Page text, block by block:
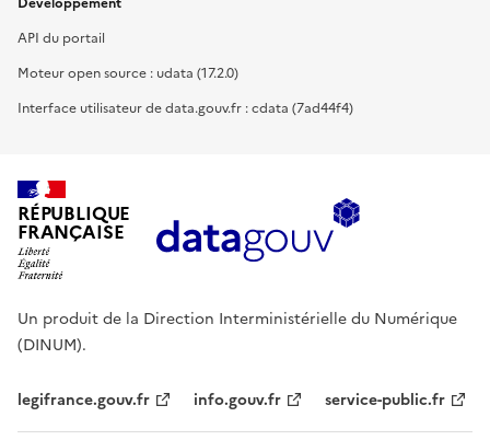
API du portail
Moteur open source : udata (17.2.0)
Interface utilisateur de data.gouv.fr : cdata (7ad44f4)
RÉPUBLIQUE
FRANÇAISE
Un produit de la Direction Interministérielle du Numérique
(DINUM).
legifrance.gouv.fr info.gouv.fr service-public.fr